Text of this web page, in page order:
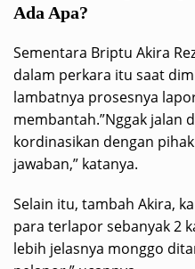
Ada Apa?
Sementara Briptu Akira
dalam perkara itu saat
lambatnya prosesnya
membantah.”Nggak jalan
kordinasikan dengan
jawaban,” katanya.
Selain itu, tambah Akira,
para terlapor sebanyak 2
lebih jelasnya monggo